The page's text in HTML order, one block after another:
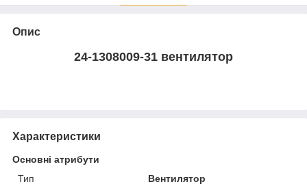
Опис
24-1308009-31 вентилятор
Характеристики
Основні атрибути
Тип
Вентилятор